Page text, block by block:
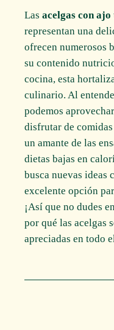
Lasacelgas con
representan una
ofrecen numerosos
su contenido
cocina, esta
culinario. Al
podemos
disfrutar de comidas
un amante de las
dietas bajas en
busca nuevas ideas
excelente opción
¡Así que no dudes
por qué las acelgas
apreciadas en todo